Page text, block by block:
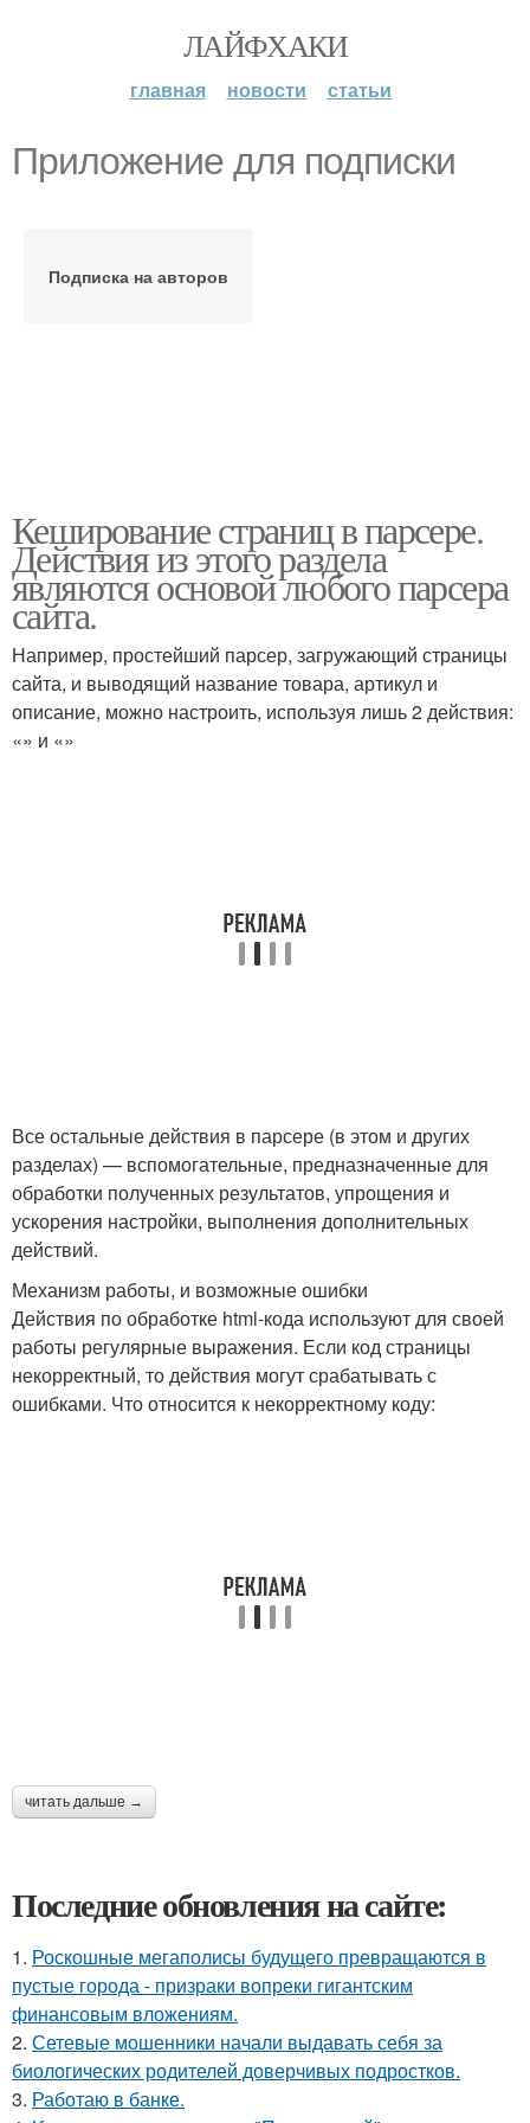
ЛАЙФХАКИ
главная новости статьи
Приложение для подписки
Подписка на авторов
Кеширование страниц в парсере.
Действия из этого раздела
являются основой любого парсера
сайта.
Например, простейший парсер, загружающий страницы
сайта, и выводящий название товара, артикул и
описание, можно настроить, используя лишь 2 действия:
«» и «»
Все остальные действия в парсере (в этом и других
разделах) — вспомогательные, предназначенные для
обработки полученных результатов, упрощения и
ускорения настройки, выполнения дополнительных
действий.
Механизм работы, и возможные ошибки
Действия по обработке html-кода используют для своей
работы регулярные выражения. Если код страницы
некорректный, то действия могут срабатывать с
ошибками. Что относится к некорректному коду:
читать дальше →
Последние обновления на сайте:
1. Роскошные мегаполисы будущего превращаются в
пустые города - призраки вопреки гигантским
финансовым вложениям.
2. Сетевые мошенники начали выдавать себя за
биологических родителей доверчивых подростков.
3. Работаю в банке.